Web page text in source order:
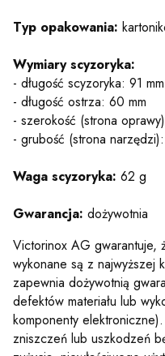
Typ opakowania:
Wymiary scyzoryka:
- długość scyzoryka: 91 mm
- długość ostrza: 60 mm
- szerokość (strona
- grubość (strona
Waga scyzoryka: 62 g
Gwarancja: dożywotnia
Victorinox AG gwarantuje,
wykonane są z najwyższej
zapewnia dożywotnią
defektów materiału lub
komponenty
zniszczeń lub uszkodzeń